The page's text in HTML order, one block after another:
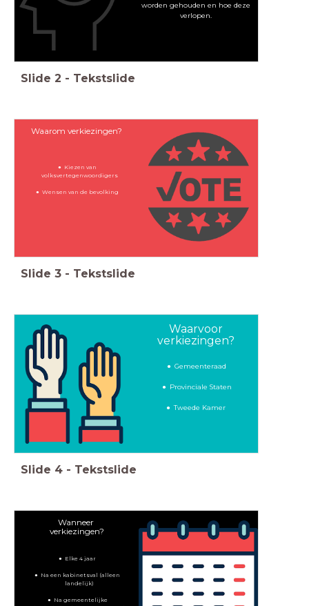
worden gehouden en hoe deze
verlopen.
Slide 2 - Tekstslide
Waarom verkiezingen?
Kiezen van
volksvertegenwoordigers
Wensen van de bevolking
Slide 3 - Tekstslide
Waarvoor
verkiezingen?
Gemeenteraad
Provinciale Staten
Tweede Kamer
Slide 4 - Tekstslide
Wanneer
verkiezingen?
Elke 4 jaar
Na een kabinetsval (alleen
landelijk)
Na gemeentelijke